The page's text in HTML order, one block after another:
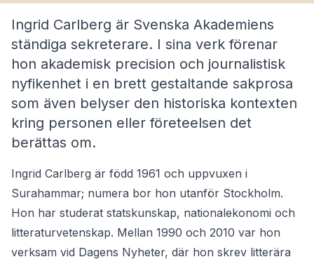
Ingrid Carlberg är Svenska Akademiens
ständiga sekreterare. I sina verk förenar
hon akademisk precision och journalistisk
nyfikenhet i en brett gestaltande sakprosa
som även belyser den historiska kontexten
kring personen eller företeelsen det
berättas om.
Ingrid Carlberg är född 1961 och uppvuxen i
Surahammar; numera bor hon utanför Stockholm.
Hon har studerat statskunskap, nationalekonomi och
litteraturvetenskap. Mellan 1990 och 2010 var hon
verksam vid Dagens Nyheter, där hon skrev litterära